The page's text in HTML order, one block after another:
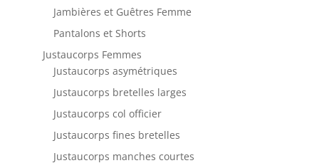
Jambières et Guêtres Femme
Pantalons et Shorts
Justaucorps Femmes
Justaucorps asymétriques
Justaucorps bretelles larges
Justaucorps col officier
Justaucorps fines bretelles
Justaucorps manches courtes